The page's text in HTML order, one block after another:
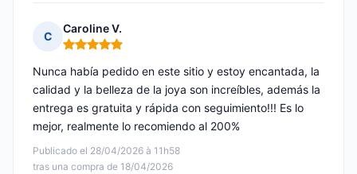
C
Caroline V.
Nota: 5 de 5
Publicado el 28/04/2026 à 11h58
tras una compra de 18/04/2026
Nunca había pedido en este sitio y estoy encantada, la
calidad y la belleza de la joya son increíbles, además la
entrega es gratuita y rápida con seguimiento!!! Es lo
mejor, realmente lo recomiendo al 200%